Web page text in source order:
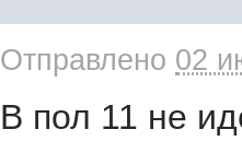
Отправлено 02
В пол 11 не